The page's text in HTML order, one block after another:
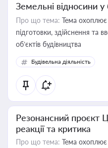
Земельні відносини у
Про що тема: Тема охоплює
підготовки, здійснення та
об’єктів будівництва
Будівельна діяльність
Резонансний проєкт
реакції та критика
Про що тема: Тема